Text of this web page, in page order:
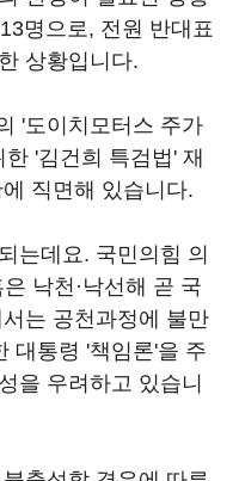
명으로, 전원 반대표
상황입니다.
'도이치모터스 주가
'김건희 특검법' 재
직면해 있습니다.
는데요. 국민의힘 의
낙천·낙선해 곧 국
는 공천과정에 불만
대통령 '책임론'을 주
을 우려하고 있습니